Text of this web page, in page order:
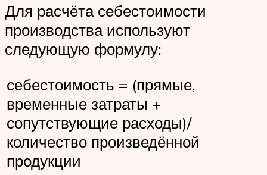
Для расчёта себестоимости
производства используют
следующую формулу:
себестоимость = (прямые,
временные затраты +
сопутствующие расходы)/
количество произведённой
продукции